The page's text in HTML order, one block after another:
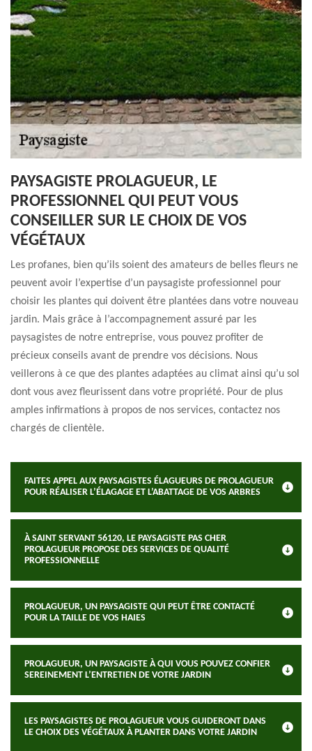
PAYSAGISTE PROLAGUEUR, LE
PROFESSIONNEL QUI PEUT VOUS
CONSEILLER SUR LE CHOIX DE VOS
VÉGÉTAUX
Les profanes, bien qu’ils soient des amateurs de belles fleurs ne
peuvent avoir l’expertise d’un paysagiste professionnel pour
choisir les plantes qui doivent être plantées dans votre nouveau
jardin. Mais grâce à l’accompagnement assuré par les
paysagistes de notre entreprise, vous pouvez profiter de
précieux conseils avant de prendre vos décisions. Nous
veillerons à ce que des plantes adaptées au climat ainsi qu’u sol
dont vous avez fleurissent dans votre propriété. Pour de plus
amples infirmations à propos de nos services, contactez nos
chargés de clientèle.
FAITES APPEL AUX PAYSAGISTES ÉLAGUEURS DE PROLAGUEUR
POUR RÉALISER L’ÉLAGAGE ET L’ABATTAGE DE VOS ARBRES
À SAINT SERVANT 56120, LE PAYSAGISTE PAS CHER
PROLAGUEUR PROPOSE DES SERVICES DE QUALITÉ
PROFESSIONNELLE
PROLAGUEUR, UN PAYSAGISTE QUI PEUT ÊTRE CONTACTÉ
POUR LA TAILLE DE VOS HAIES
PROLAGUEUR, UN PAYSAGISTE À QUI VOUS POUVEZ CONFIER
SEREINEMENT L’ENTRETIEN DE VOTRE JARDIN
LES PAYSAGISTES DE PROLAGUEUR VOUS GUIDERONT DANS
LE CHOIX DES VÉGÉTAUX À PLANTER DANS VOTRE JARDIN